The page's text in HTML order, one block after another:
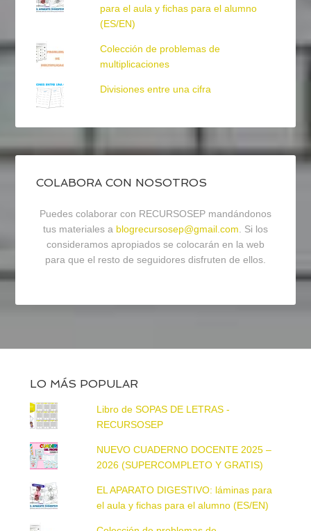
para el aula y fichas para el alumno
(ES/EN)
Colección de problemas de
multiplicaciones
Divisiones entre una cifra
COLABORA CON NOSOTROS
Puedes colaborar con RECURSOSEP mandándonos
tus materiales a blogrecursosep@gmail.com. Si los
consideramos apropiados se colocarán en la web
para que el resto de seguidores disfruten de ellos.
LO MÁS POPULAR
Libro de SOPAS DE LETRAS -
RECURSOSEP
NUEVO CUADERNO DOCENTE 2025 –
2026 (SUPERCOMPLETO Y GRATIS)
EL APARATO DIGESTIVO: láminas para
el aula y fichas para el alumno (ES/EN)